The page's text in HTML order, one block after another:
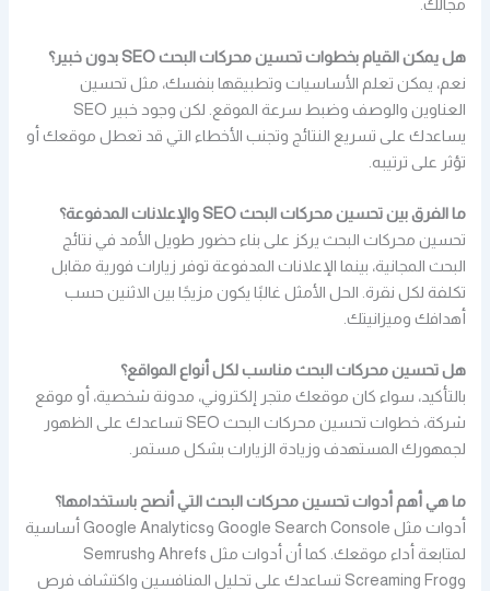
مجالك.
هل يمكن القيام بخطوات تحسين محركات البحث SEO بدون خبير؟
نعم، يمكن تعلم الأساسيات وتطبيقها بنفسك، مثل تحسين
العناوين والوصف وضبط سرعة الموقع. لكن وجود خبير SEO
يساعدك على تسريع النتائج وتجنب الأخطاء التي قد تعطل موقعك أو
تؤثر على ترتيبه.
ما الفرق بين تحسين محركات البحث SEO والإعلانات المدفوعة؟
تحسين محركات البحث يركز على بناء حضور طويل الأمد في نتائج
البحث المجانية، بينما الإعلانات المدفوعة توفر زيارات فورية مقابل
تكلفة لكل نقرة. الحل الأمثل غالبًا يكون مزيجًا بين الاثنين حسب
أهدافك وميزانيتك.
هل تحسين محركات البحث مناسب لكل أنواع المواقع؟
بالتأكيد، سواء كان موقعك متجر إلكتروني، مدونة شخصية، أو موقع
شركة، خطوات تحسين محركات البحث SEO تساعدك على الظهور
لجمهورك المستهدف وزيادة الزيارات بشكل مستمر.
ما هي أهم أدوات تحسين محركات البحث التي أنصح باستخدامها؟
أدوات مثل Google Search Console وGoogle Analytics أساسية
لمتابعة أداء موقعك. كما أن أدوات مثل Ahrefs وSemrush
وScreaming Frog تساعدك على تحليل المنافسين واكتشاف فرص